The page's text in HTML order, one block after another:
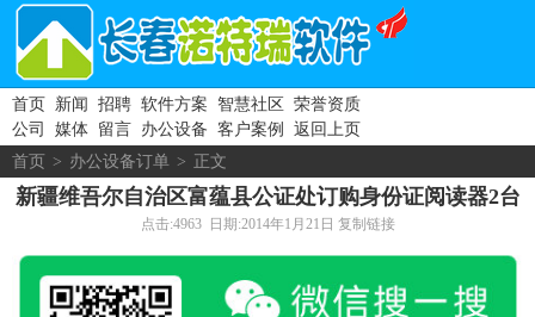
首页 新闻 招聘 软件方案 智慧社区 荣誉资质
公司
媒体 留言 办公设备 客户案例
返回上页
首页 > 办公设备订单 > 正文
新疆维吾尔自治区富蕴县公证处订购身份证阅读器2台
点击:4963 日期:2014年1月21日 复制链接